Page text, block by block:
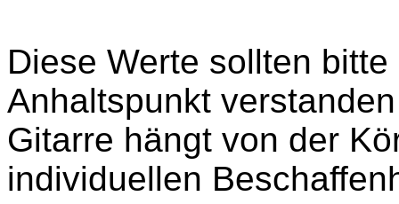
Diese Werte sollten
Anhaltspunkt
Gitarre hängt von der
individuellen